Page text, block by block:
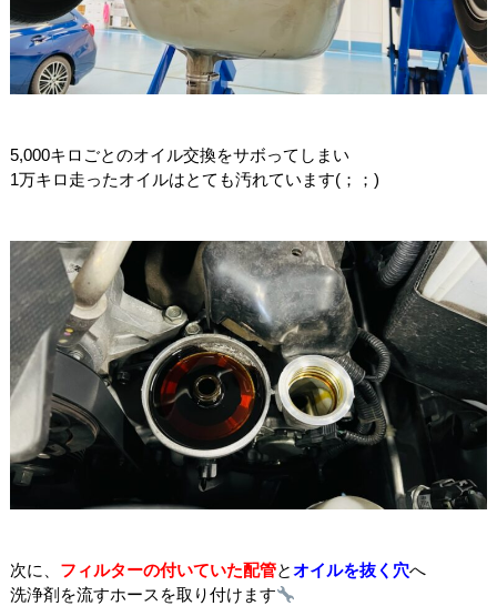
5,000キロごとのオイル交換をサボってしまい
1万キロ走ったオイルはとても汚れています(；；)
次に、 フィルターの付いていた配管とオイルを抜く穴へ
洗浄剤を流すホースを取り付けます